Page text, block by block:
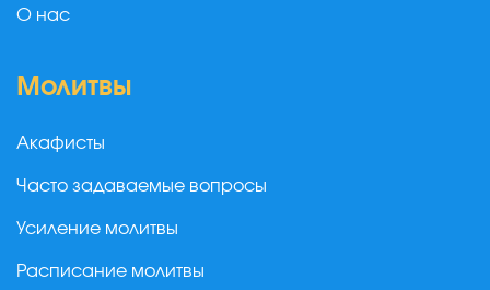
О нас
Молитвы
Акафисты
Часто задаваемые вопросы
Усиление молитвы
Расписание молитвы